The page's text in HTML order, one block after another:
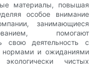
материалы, повышая
особое внимание
занимающиеся
помогают
свою деятельность с
нормами и ожиданиями
чистых